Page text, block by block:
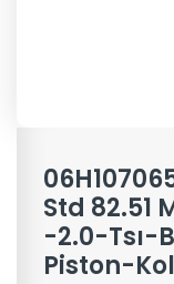
Std 82.51
-2.0-
Piston-